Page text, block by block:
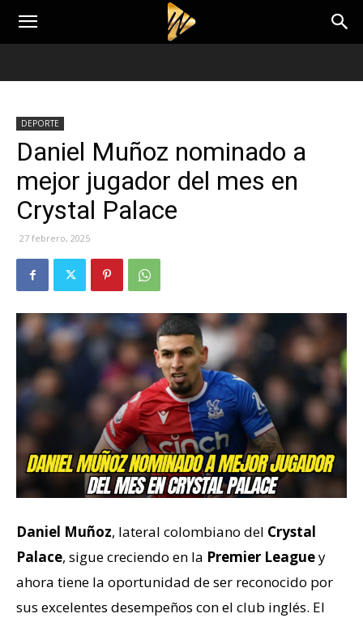
DEPORTE
Daniel Muñoz nominado a
mejor jugador del mes en
Crystal Palace
27 febrero, 2025
Daniel Muñoz, lateral colombiano del Crystal
Palace, sigue creciendo en la Premier Leaguey
ahora tiene la oportunidad de ser reconocido por
sus excelentes desempeños con el club inglés. El